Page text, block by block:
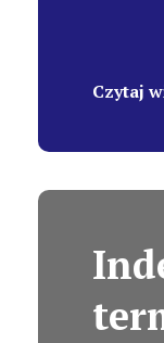
Czytaj